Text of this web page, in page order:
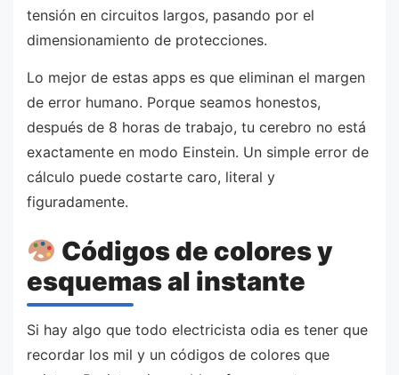
tensión en circuitos largos, pasando por el
dimensionamiento de protecciones.
Lo mejor de estas apps es que eliminan el margen
de error humano. Porque seamos honestos,
después de 8 horas de trabajo, tu cerebro no está
exactamente en modo Einstein. Un simple error de
cálculo puede costarte caro, literal y
figuradamente.
Códigos de colores y
esquemas al instante
Si hay algo que todo electricista odia es tener que
recordar los mil y un códigos de colores que